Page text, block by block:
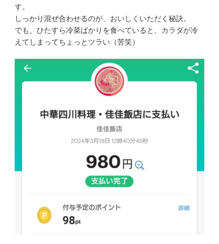
す。
しっかり混ぜ合わせるのが、おいしくいただく秘訣。
でも、ひたすら冷菜ばかりを食べていると、カラダが冷
えてしまってちょっとツラい（苦笑）